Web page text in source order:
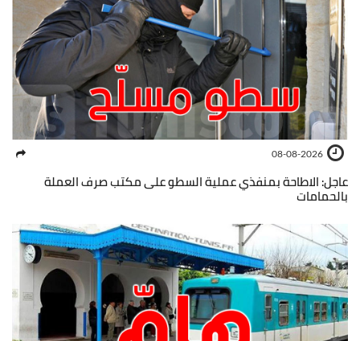
08-08-2026
عاجل: الاطاحة بمنفذي عملية السطو على مكتب صرف العملة
بالحمامات